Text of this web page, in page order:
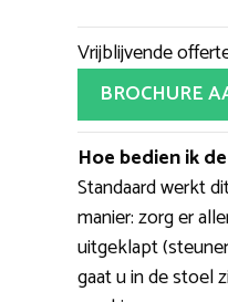
Vrijblijvende
BROCHURE
Hoe bedien ik
Standaard werkt
manier: zorg er
uitgeklapt
gaat u in de stoel